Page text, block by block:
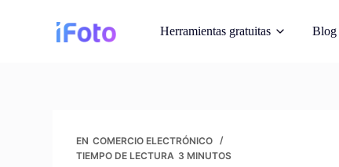
Herramientas gratuitas Blog
EN COMERCIO ELECTRÓNICO
TIEMPO DE LECTURA 3 MINUTOS